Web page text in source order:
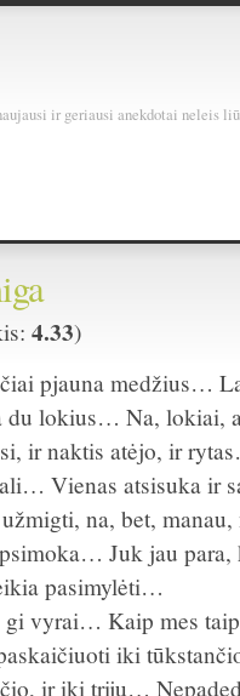
ir geriausi anekdotai neleis
4.33)
pjauna medžius…
lokius… Na, lokiai,
ir naktis atėjo, ir
Vienas atsisuka ir
na, bet,
Juk jau
pasimylėti…
vyrai… Kaip mes
iki
ir iki trijų…